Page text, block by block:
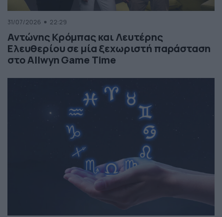
31/07/2026 22:29
Αντώνης Κρόμπας και Λευτέρης
Ελευθερίου σε μία ξεχωριστή παράσταση
στο Allwyn Game Time